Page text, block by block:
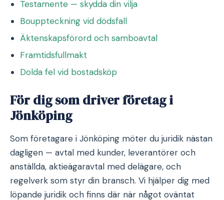
Testamente — skydda din vilja
Bouppteckning vid dödsfall
Äktenskapsförord och samboavtal
Framtidsfullmakt
Dolda fel vid bostadsköp
För dig som driver företag i
Jönköping
Som företagare i Jönköping möter du juridik nästan
dagligen — avtal med kunder, leverantörer och
anställda, aktieägaravtal med delägare, och
regelverk som styr din bransch. Vi hjälper dig med
löpande juridik och finns där när något oväntat